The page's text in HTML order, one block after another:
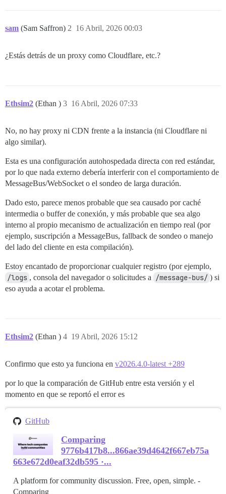
sam (Sam Saffron) 16 Abril, 2026 00:03
2
¿Estás detrás de un proxy como Cloudflare, etc.?
Ethsim2 (Ethan ) 16 Abril, 2026 07:33
3
No, no hay proxy ni CDN frente a la instancia (ni Cloudflare ni
algo similar).
Esta es una configuración autohospedada directa con red estándar,
por lo que nada externo debería interferir con el comportamiento de
MessageBus/WebSocket o el sondeo de larga duración.
Dado esto, parece menos probable que sea causado por caché
intermedia o buffer de conexión, y más probable que sea algo
interno al propio mecanismo de actualización en tiempo real (por
ejemplo, suscripción a MessageBus, fallback de sondeo o manejo
del lado del cliente en esta compilación).
Estoy encantado de proporcionar cualquier registro (por ejemplo,
/logs , consola del navegador o solicitudes a /message-bus/ ) si
eso ayuda a acotar el problema.
Ethsim2 (Ethan ) 19 Abril, 2026 15:12
4
Confirmo que esto ya funciona en v2026.4.0-latest +289
por lo que la comparación de GitHub entre esta versión y el
momento en que se reportó el error es
GitHub
Comparing
9776b417b8...866ae39d4642f667eb75a
663e672d0eaf32db595 ·...
A platform for community discussion. Free, open, simple. -
Comparing